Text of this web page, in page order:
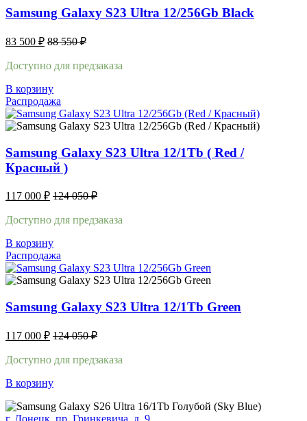
Samsung Galaxy S23 Ultra 12/256Gb Black
83 500 ₽ 88 550₽
Доступно для предзаказа
В корзину
Распродажа
Samsung Galaxy S23 Ultra 12/1Tb ( Red /
Красный )
117 000 ₽ 124 050₽
Доступно для предзаказа
В корзину
Распродажа
Samsung Galaxy S23 Ultra 12/1Tb Green
117 000 ₽ 124 050₽
Доступно для предзаказа
В корзину
г. Донецк, пр. Гринкевича, д. 9